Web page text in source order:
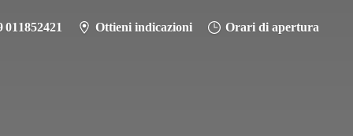
011852421 Ottieni indicazioni Orari di apertura